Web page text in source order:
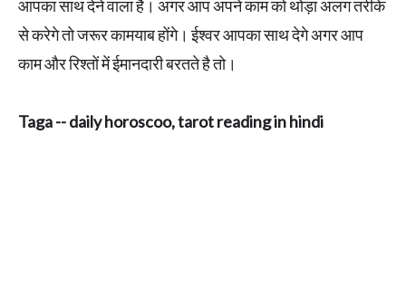
आपका साथ देने वाला है। अगर आप अपने काम को थोड़ा अलग तरीके
से करेगे तो जरूर कामयाब होंगे। ईश्वर आपका साथ देगे अगर आप
काम और रिश्तों में ईमानदारी बरतते है तो।
Taga -- daily horoscoo, tarot reading in hindi